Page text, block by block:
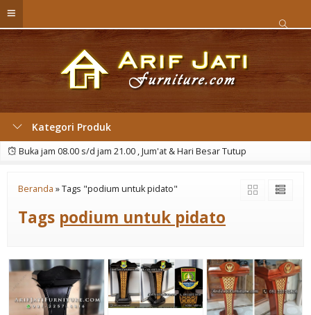
Kategori Produk
Buka jam 08.00 s/d jam 21.00 , Jum'at & Hari Besar Tutup
Beranda »Tags "podium untuk pidato"
Tags podium untuk pidato